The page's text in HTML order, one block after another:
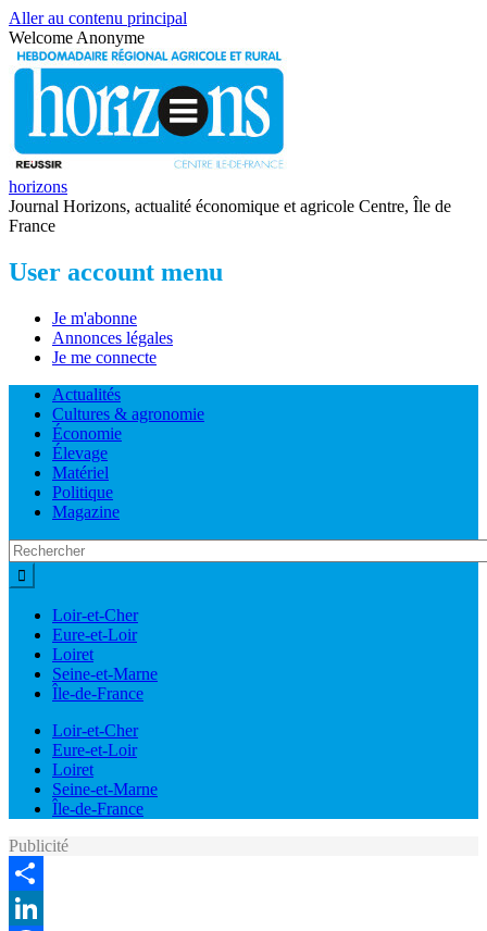
Aller au contenu principal
Welcome Anonyme
horizons
Journal Horizons, actualité économique et agricole Centre, Île de
France
User account menu
Je m'abonne
Annonces légales
Je me connecte
Actualités
Cultures & agronomie
Économie
Élevage
Matériel
Politique
Magazine
Loir-et-Cher
Eure-et-Loir
Loiret
Seine-et-Marne
Île-de-France
Loir-et-Cher
Eure-et-Loir
Loiret
Seine-et-Marne
Île-de-France
Publicité
Share